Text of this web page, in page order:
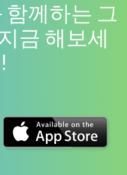
함께하는 그
금 해보세